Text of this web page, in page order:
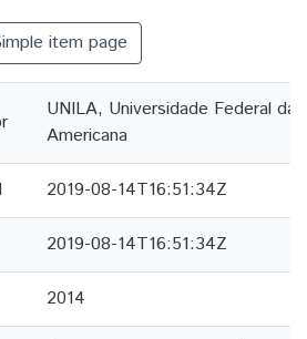
item page
UNILA, Universidade Federal da
Americana
2019-08-14T16:51:34Z
2019-08-14T16:51:34Z
2014